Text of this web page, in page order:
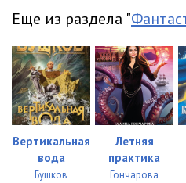
Еще из раздела "
Вертикальная
вода
Бушков
Летняя
практика
Гончарова